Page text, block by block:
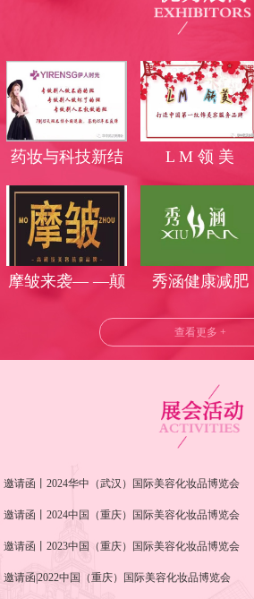
药妆与科技新结
合，蜕变无斑美
丽时光
L M 领 美
摩皱来袭— —颠
秀涵健康减肥
查看更多 +
邀请函丨2024华中（武汉）国际美容化妆品博览会
邀请函丨2024中国（重庆）国际美容化妆品博览会
邀请函丨2023中国（重庆）国际美容化妆品博览会
邀请函|2022中国（重庆）国际美容化妆品博览会